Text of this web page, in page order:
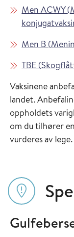
Les mer om
Men ACWY(
Les mer om
Men B (
Les mer om
TBE (
Vaksinene
landet.
oppholdets
om du tilhører
vurderes av lege.